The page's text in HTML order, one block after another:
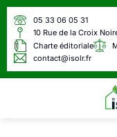
05 33 06 05 31
10 Rue de la Croix
Charte éditoriale
contact@isolr.fr